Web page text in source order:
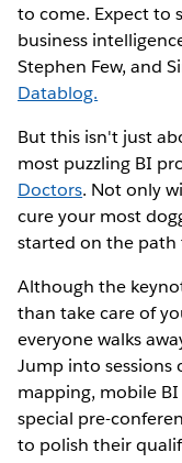
to come. Expect to
business
Stephen Few, and
Datablog.
But this isn't just
most puzzling BI
Doctors. Not only
cure your most
started on the path
Although the
than take care of
everyone walks
Jump into sessions
mapping, mobile
special pre-
to polish their